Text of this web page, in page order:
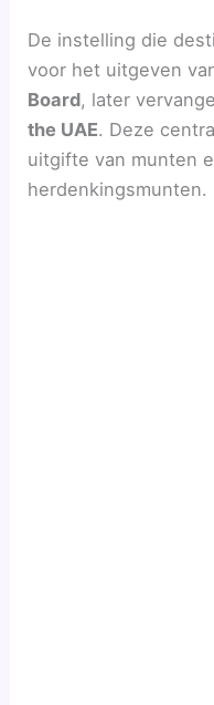
De instelling die
voor het uitgeven
Board, later
the UAE. Deze
uitgifte van munten
herdenkingsmunten.